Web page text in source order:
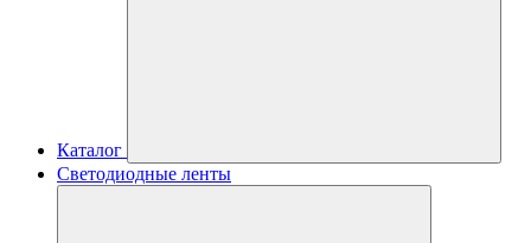
Каталог
Светодиодные ленты